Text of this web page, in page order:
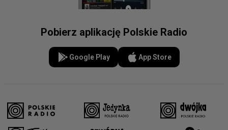
Pobierz aplikację Polskie Radio
Google Play App Store